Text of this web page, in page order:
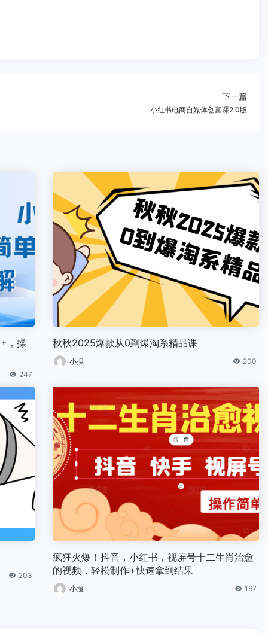
下一篇
小红书电商自媒体创富课2.0版
，操
247
秋秋2025爆款从0到爆淘系精品课
小搜 200
203
疯狂火爆！抖音，小红书，视屏号十二生肖治愈
的视频，轻松制作+快速拿到结果
小搜 167